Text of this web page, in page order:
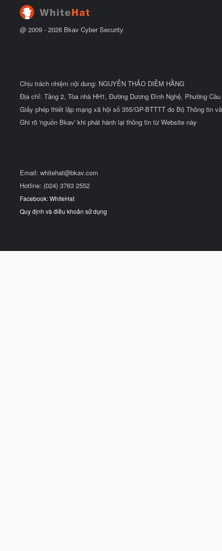
@ 2009 - 2026 Bkav Cyber Security
Chịu trách nhiệm nội dung: NGUYỄN THẢO DIỄM HẰNG
Địa chỉ: Tầng 2, Tòa nhà HH1, Đường Dương Đình Nghệ, Phường
Giấy phép thiết lập mạng xã hội số 355/GP-BTTTT do Bộ Thông tin
Ghi rõ 'nguồn Bkav' khi phát hành lại thông tin từ Website này
Email: whitehat@bkav.com
Hotline: (024) 3763 2552
Facebook: WhiteHat
Quy định và điều khoản sử dụng